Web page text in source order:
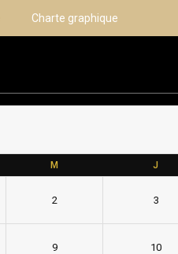
Charte graphique
M J
2 3
9 10